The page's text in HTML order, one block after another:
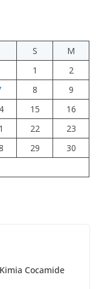
S
M
1
2
8
9
15
16
22
23
29
30
Cocamide